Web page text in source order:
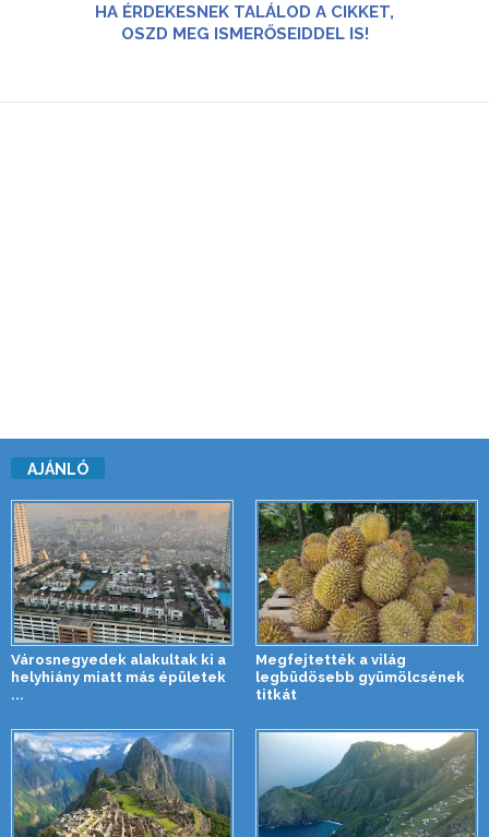
HA ÉRDEKESNEK TALÁLOD A CIKKET,
OSZD MEG ISMERŐSEIDDEL IS!
AJÁNLÓ
Városnegyedek alakultak ki a
helyhiány miatt más épületek
...
Megfejtették a világ
legbüdösebb gyümölcsének
titkát